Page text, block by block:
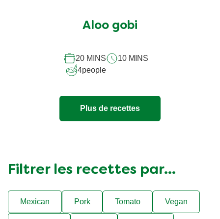
soumise
recipe
Aloo gobi
20 MINS
10 MINS
4people
Plus de recettes
Filtrer les recettes par...
Mexican Pork Tomato Vegan